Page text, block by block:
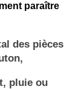
paraître
des pièces
pluie ou